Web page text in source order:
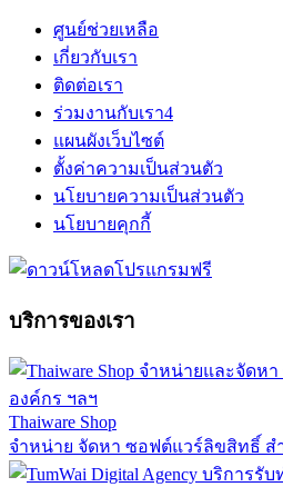
ศูนย์ช่วยเหลือ
เกี่ยวกับเรา
ติดต่อเรา
ร่วมงานกับเรา4
แผนผังเว็บไซต์
ตั้งค่าความเป็นส่วนตัว
นโยบายความเป็นส่วนตัว
นโยบายคุกกี้
บริการของเรา
Thaiware Shop
จำหน่าย จัดหา ซอฟต์แวร์ลิขสิทธิ์ ส